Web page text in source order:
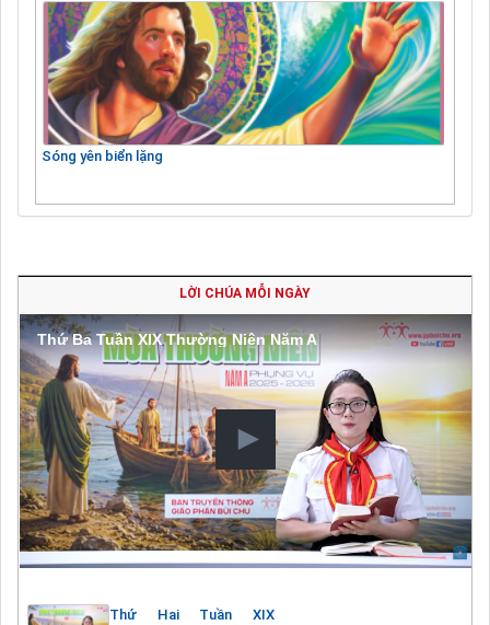
Sóng yên biển lặng
LỜI CHÚA MỖI NGÀY
Thứ Ba Tuần XIX Thường Niên Năm A
Thứ Hai Tuần XIX